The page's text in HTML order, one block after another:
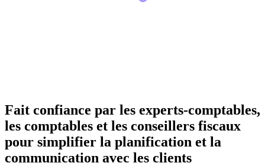
Fait confiance par les experts-comptables,
les comptables et les conseillers fiscaux
pour simplifier la planification et la
communication avec les clients